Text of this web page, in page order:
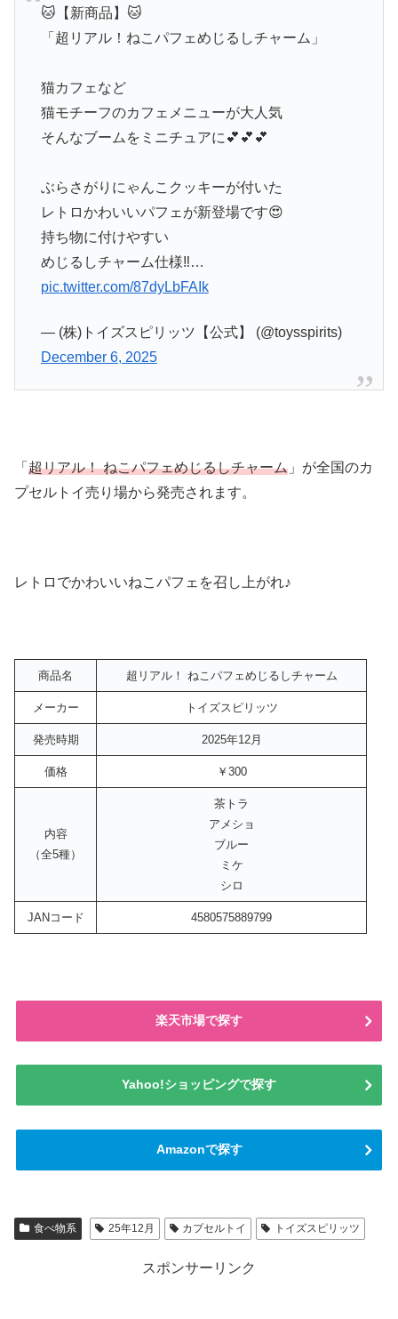
🐱【新商品】🐱
「超リアル！ねこパフェめじるしチャーム」
猫カフェなど
猫モチーフのカフェメニューが大人気
そんなブームをミニチュアに💕💕💕
ぶらさがりにゃんこクッキーが付いた
レトロかわいいパフェが新登場です😍
持ち物に付けやすい
めじるしチャーム仕様‼️…
pic.twitter.com/87dyLbFAIk
— (株)トイズスピリッツ【公式】 (@toysspirits)
December 6, 2025
「 超リアル！ ねこパフェめじるしチャーム 」が全国のカ
プセルトイ売り場から発売されます。
レトロでかわいいねこパフェを召し上がれ♪
商品名 超リアル！ ねこパフェめじるしチャーム
メーカー トイズスピリッツ
発売時期 2025年12月
価格 ￥300
内容
（全5種）
茶トラ
アメショ
ブルー
ミケ
シロ
JANコード 4580575889799
楽天市場で探す
Yahoo!ショッピングで探す
Amazonで探す
食べ物系 25年12月 カプセルトイ トイズスピリッツ
スポンサーリンク